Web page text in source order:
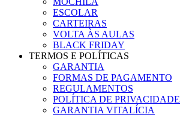
ESCOLAR
CARTEIRAS
VOLTA ÀS AULAS
BLACK FRIDAY
TERMOS E POLÍTICAS
GARANTIA
FORMAS DE PAGAMENTO
REGULAMENTOS
POLÍTICA DE PRIVACIDADE
GARANTIA VITALÍCIA